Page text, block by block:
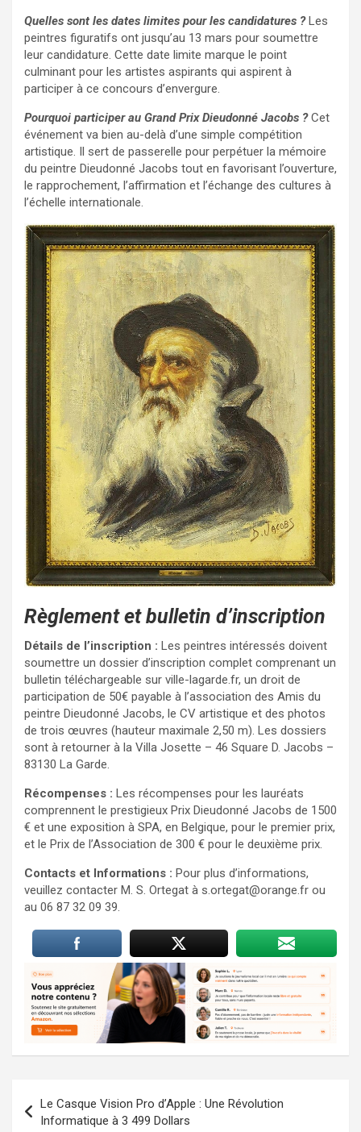
Quelles sont les dates limites pour les candidatures ?Les
peintres figuratifs ont jusqu’au 13 mars pour soumettre
leur candidature. Cette date limite marque le point
culminant pour les artistes aspirants qui aspirent à
participer à ce concours d’envergure.
Pourquoi participer au Grand Prix Dieudonné Jacobs ? Cet
événement va bien au-delà d’une simple compétition
artistique. Il sert de passerelle pour perpétuer la mémoire
du peintre Dieudonné Jacobs tout en favorisant l’ouverture,
le rapprochement, l’affirmation et l’échange des cultures à
l’échelle internationale.
Règlement et bulletin d’inscription
Détails de l’inscription : Les peintres intéressés doivent
soumettre un dossier d’inscription complet comprenant un
bulletin téléchargeable sur ville-lagarde.fr, un droit de
participation de 50€ payable à l’association des Amis du
peintre Dieudonné Jacobs, le CV artistique et des photos
de trois œuvres (hauteur maximale 2,50 m). Les dossiers
sont à retourner à la Villa Josette – 46 Square D. Jacobs –
83130 La Garde.
Récompenses : Les récompenses pour les lauréats
comprennent le prestigieux Prix Dieudonné Jacobs de 1500
€ et une exposition à SPA, en Belgique, pour le premier prix,
et le Prix de l’Association de 300 € pour le deuxième prix.
Contacts et Informations : Pour plus d’informations,
veuillez contacter M. S. Ortegat à s.ortegat@orange.fr ou
au 06 87 32 09 39.
de
Le Casque Vision Pro d’Apple : Une Révolution
Informatique à 3 499 Dollars